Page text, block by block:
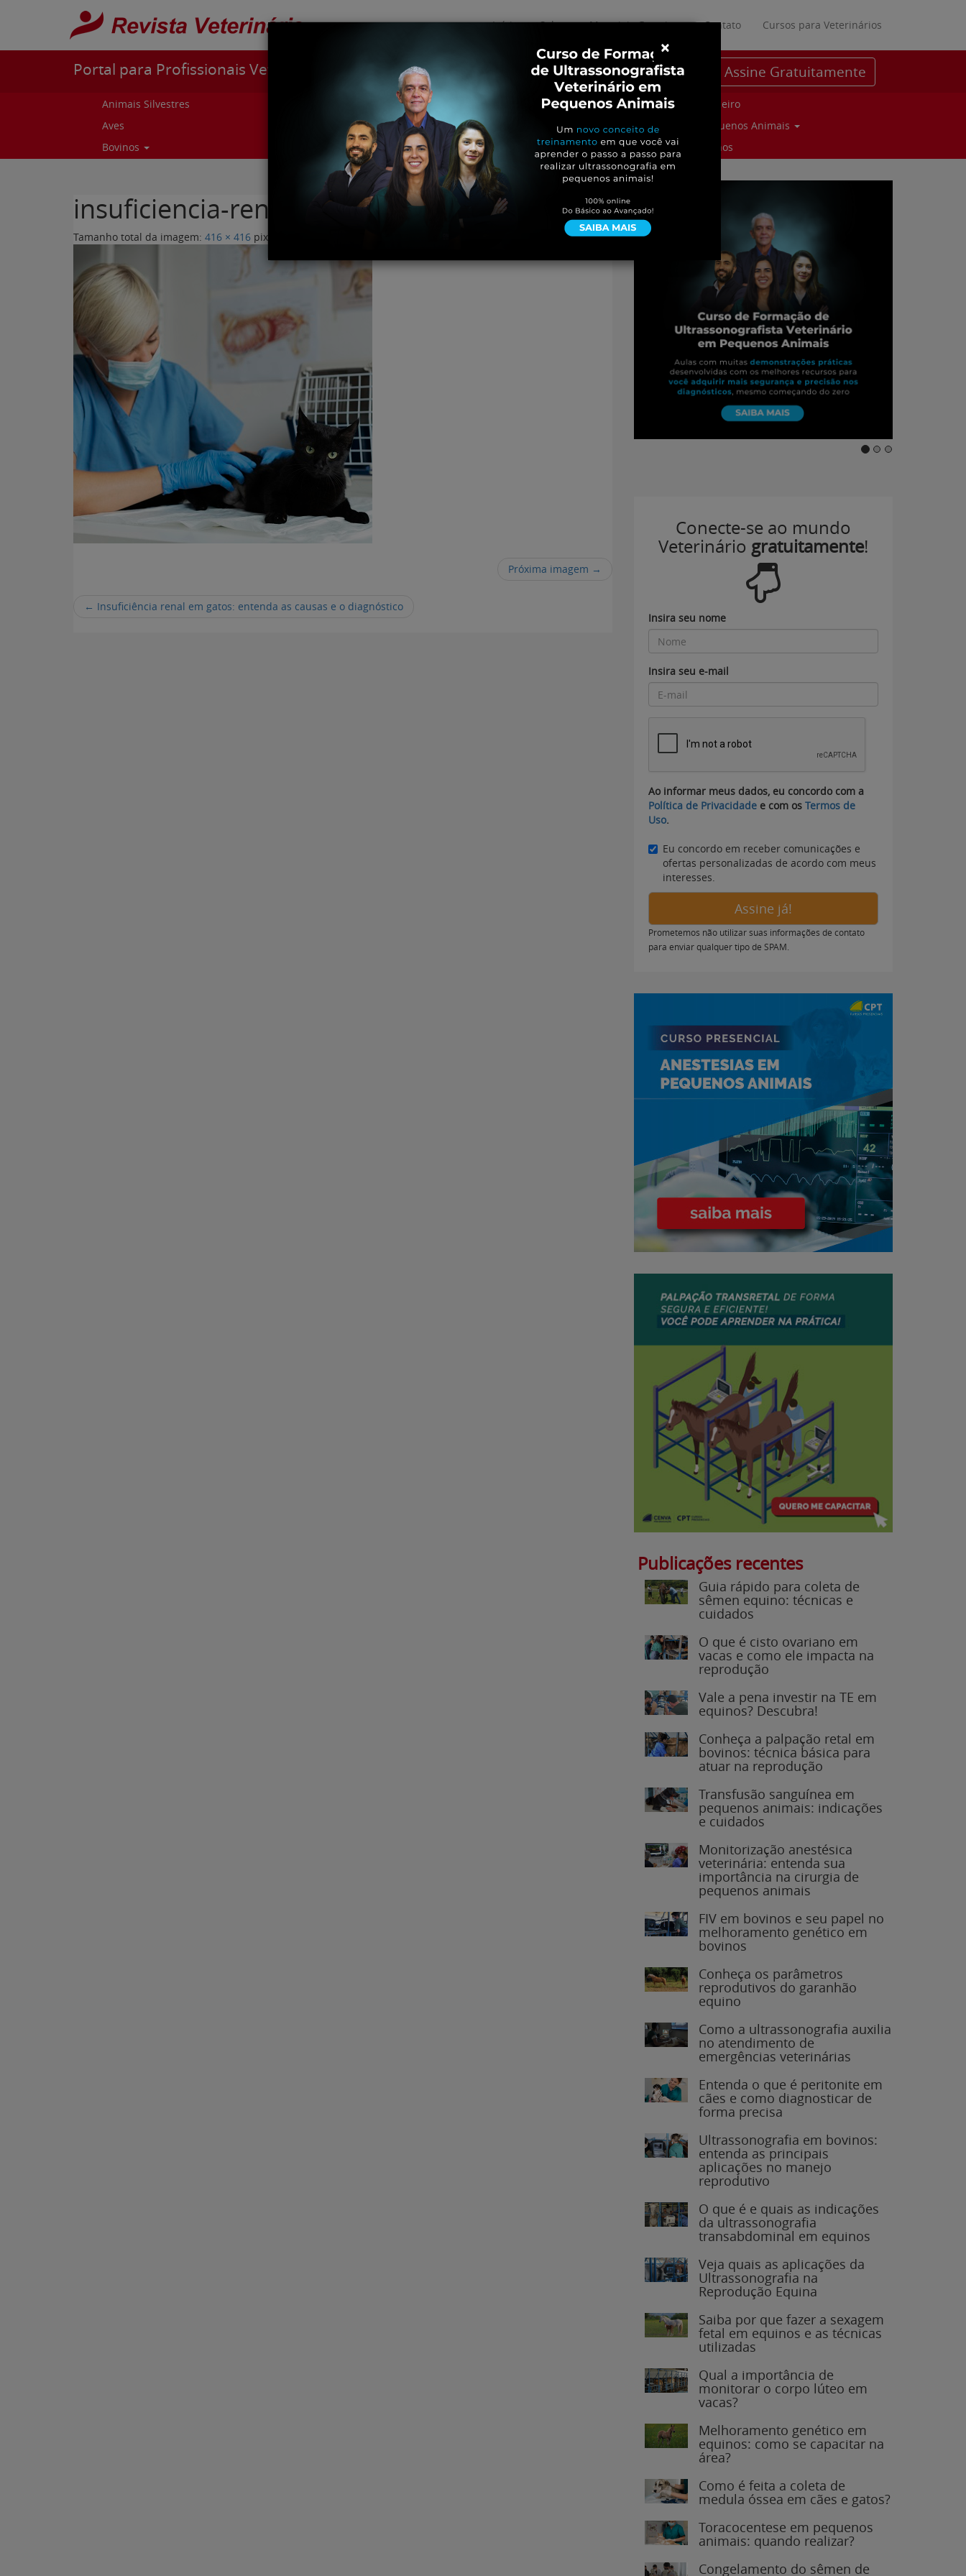
Pular para o conteúdo
Início Sobre Materiais Gratuitos Contato Cursos para Veterinários
Portal para Profissionais Veterinários Assine Gratuitamente
Animais Silvestres
Aves
Bovinos
Curiosidades
Cursos e Eventos
Entrevistas
Genética e Tecnologia
Parceiro
Pequenos Animais
Suinos
insuficiencia-renal-em-gatos-artigo
Tamanho total da imagem: 416 × 416 pixels
Próxima imagem →
← Insuficiência renal em gatos: entenda as causas e o diagnóstico
Conecte-se ao mundo
Veterinário gratuitamente!
Insira seu nome
Insira seu e-mail
Ao informar meus dados, eu concordo com a
Política de Privacidade e com os Termos de
Uso.
Eu concordo em receber comunicações e
ofertas personalizadas de acordo com meus
interesses.
Assine já!
Prometemos não utilizar suas informações de contato
para enviar qualquer tipo de SPAM.
Publicações recentes
Guia rápido para coleta de
sêmen equino: técnicas e
cuidados
O que é cisto ovariano em
vacas e como ele impacta na
reprodução
Vale a pena investir na TE em
equinos? Descubra!
Conheça a palpação retal em
bovinos: técnica básica para
atuar na reprodução
Transfusão sanguínea em
pequenos animais: indicações
e cuidados
Monitorização anestésica
veterinária: entenda sua
importância na cirurgia de
pequenos animais
FIV em bovinos e seu papel no
melhoramento genético em
bovinos
Conheça os parâmetros
reprodutivos do garanhão
equino
Como a ultrassonografia auxilia
no atendimento de
emergências veterinárias
Entenda o que é peritonite em
cães e como diagnosticar de
forma precisa
Ultrassonografia em bovinos:
entenda as principais
aplicações no manejo
reprodutivo
O que é e quais as indicações
da ultrassonografia
transabdominal em equinos
Veja quais as aplicações da
Ultrassonografia na
Reprodução Equina
Saiba por que fazer a sexagem
fetal em equinos e as técnicas
utilizadas
Qual a importância de
monitorar o corpo lúteo em
vacas?
Melhoramento genético em
equinos: como se capacitar na
área?
Como é feita a coleta de
medula óssea em cães e gatos?
Toracocentese em pequenos
animais: quando realizar?
Congelamento do sêmen de
×